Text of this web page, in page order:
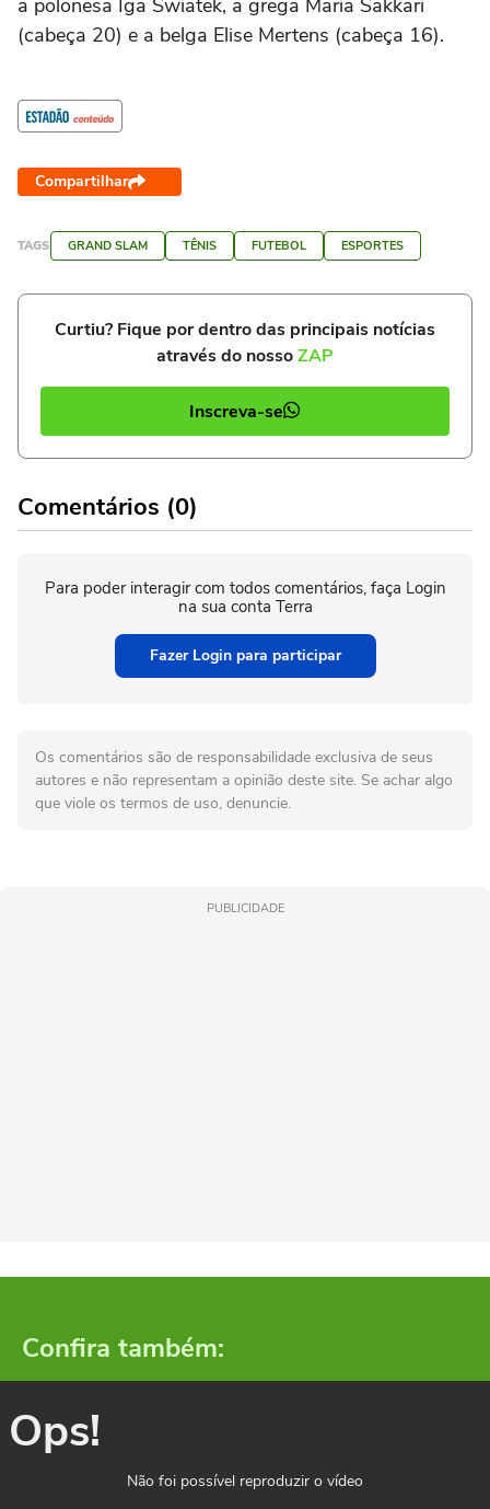
a polonesa Iga Swiatek, a grega Maria Sakkari
(cabeça 20) e a belga Elise Mertens (cabeça 16).
Compartilhar
TAGS GRAND SLAM TÊNIS FUTEBOL ESPORTES
Curtiu? Fique por dentro das principais notícias
através do nossoZAP
Inscreva-se
Comentários (0)
Para poder interagir com todos comentários, faça Login
na sua conta Terra
Fazer Login para participar
Os comentários são de responsabilidade exclusiva de seus
autores e não representam a opinião deste site. Se achar algo
que viole os termos de uso, denuncie.
PUBLICIDADE
Confira também:
Ops!
Não foi possível reproduzir o vídeo